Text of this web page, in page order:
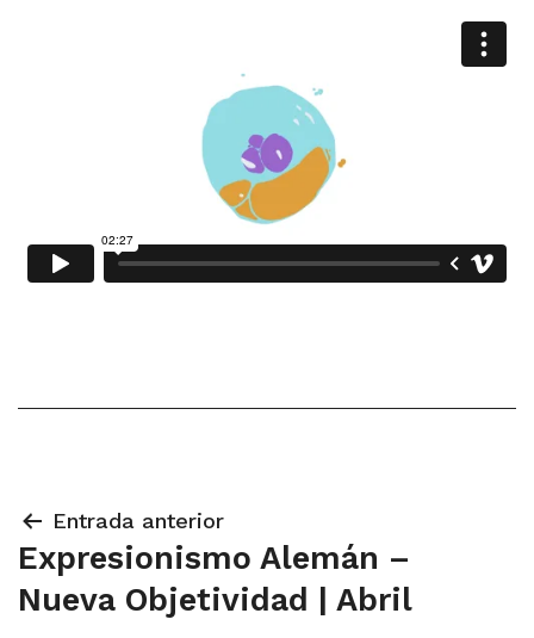
Navegación
de
entradas
Entrada anterior
Expresionismo Alemán –
Nueva Objetividad | Abril